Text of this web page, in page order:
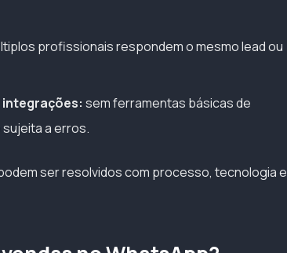
profissionais respondem o mesmo lead ou
integrações: sem ferramentas básicas de
sujeita a erros.
ser resolvidos com processo, tecnologia e